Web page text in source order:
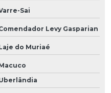
Sai
Levy Gasparian
do Muriaé